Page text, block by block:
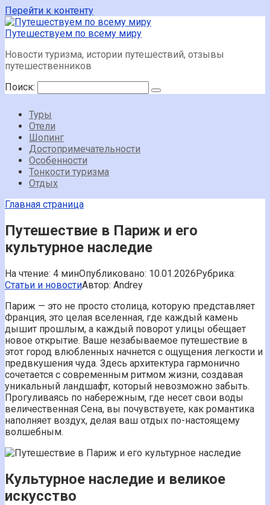
Перейти к контенту
Путешествуем по всему миру
Новости туризма, истории путешествий, отзывы
путешественников
Поиск:
Туры
Отели
Шопинг
Достопримечательности
Особенности
Тонкости туризма
Отдых
Главная страница
Путешествие в Париж и его
культурное наследие
На чтение: 4 минОпубликовано: 10.01.2026Рубрика:
Статьи и новостиАвтор: Andrey
Париж — это не просто столица, которую представляет
Франция, это целая вселенная, где каждый камень
дышит прошлым, а каждый поворот улицы обещает
новое открытие. Ваше незабываемое путешествие в
этот город влюбленных начнется с ощущения легкости и
предвкушения чуда. Здесь архитектура гармонично
сочетается с современным ритмом жизни, создавая
уникальный ландшафт, который невозможно забыть.
Прогуливаясь по набережным, где несет свои воды
величественная Сена, вы почувствуете, как романтика
наполняет воздух, делая ваш отдых по-настоящему
волшебным.
Культурное наследие и великое
искусство